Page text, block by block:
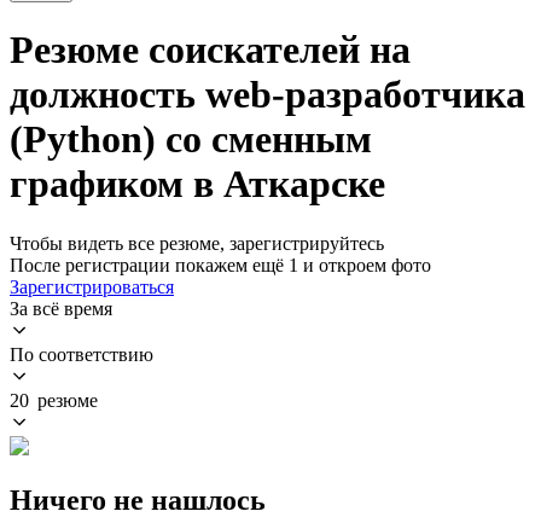
Резюме соискателей на
должность web-разработчика
(Python) со сменным
графиком в Аткарске
Чтобы видеть все резюме, зарегистрируйтесь
После регистрации покажем ещё 1 и откроем фото
Зарегистрироваться
За всё время
По соответствию
20 резюме
Ничего не нашлось